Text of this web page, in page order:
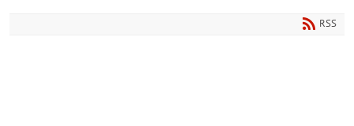
RSS